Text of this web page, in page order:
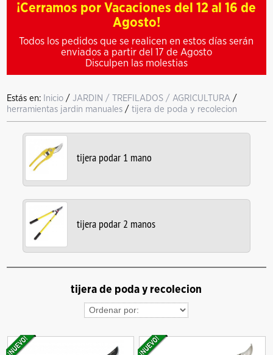
¡Cerramos por Vacaciones del 12 al 16 de
Agosto!
Todos los pedidos que se realicen en estos días serán
enviados a partir del 17 de Agosto
Disculpen las molestias
Estás en: Inicio /JARDIN / TREFILADOS / AGRICULTURA /
herramientas jardin manuales /tijera de poda y recolecion
tijera podar 1 mano
tijera podar 2 manos
tijera de poda y recolecion